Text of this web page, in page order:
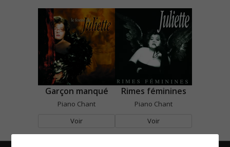
Garçon manqué
Piano Chant
Voir
Rimes féminines
Piano Chant
Voir